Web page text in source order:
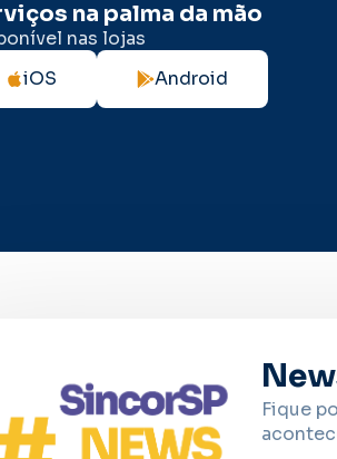
na palma da mão
nas lojas
iOS
Android
Fique